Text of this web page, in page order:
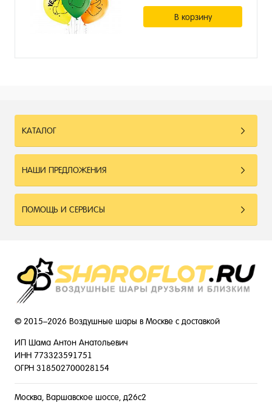
В корзину
КАТАЛОГ
НАШИ ПРЕДЛОЖЕНИЯ
ПОМОЩЬ И СЕРВИСЫ
© 2015–2026 Воздушные шары в Москве с доставкой
ИП Шама Антон Анатольевич
ИНН 773323591751
ОГРН 318502700028154
Москва, Варшавское шоссе, д26с2